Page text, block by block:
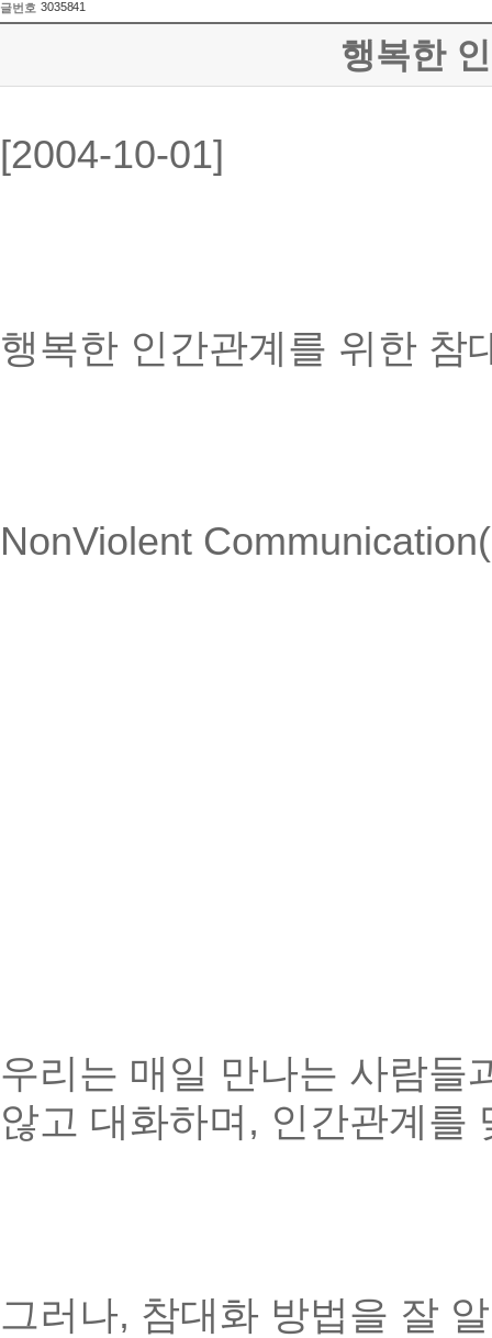
글번호 3035841
행복한
[2004-10-01]
행복한 인간관계를 위한 참
NonViolent
우리는 매일 만나는 사람들
않고 대화하며, 인간관계를
그러나, 참대화 방법을 잘